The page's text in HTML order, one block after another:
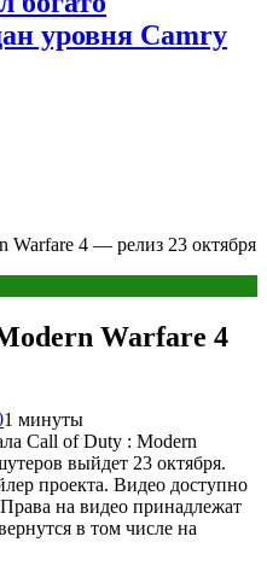
уровня Camry
4 — релиз 23 октября
Warfare 4
1 минуты
Call of Duty : Modern
выйдет 23 октября.
проекта. Видео доступно
на видео принадлежат
в том числе на